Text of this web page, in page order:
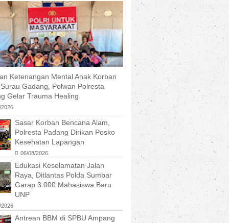
Ketenangan Mental Anak Korban
Gadang, Polwan Polresta
Gelar Trauma Healing
Sasar Korban Bencana Alam,
Polresta Padang Dirikan Posko
Kesehatan Lapangan
06/08/2026
Edukasi Keselamatan Jalan
Raya, Ditlantas Polda Sumbar
Garap 3.000 Mahasiswa Baru
UNP
Antrean BBM di SPBU Ampang